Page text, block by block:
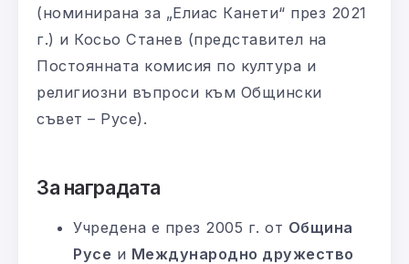
(номинирана за „Елиас Канети“ през 2021
г.) и Косьо Станев (представител на
Постоянната комисия по култура и
религиозни въпроси към Общински
съвет – Русе).
За наградата
Учредена е през 2005 г. от Община
Русе и Международно дружество